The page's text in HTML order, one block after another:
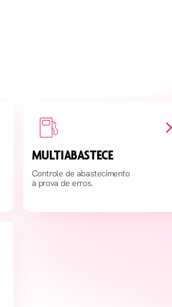
MULTIABASTECE
Controle de abastecimento
à prova de erros.